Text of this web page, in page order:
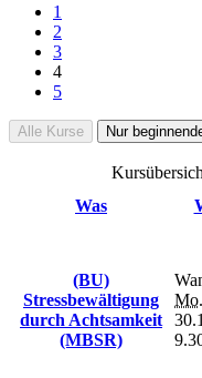
1
2
3
4
5
Alle Kurse Nur
Was
(BU)
Stressbewältigung
durch Achtsamkeit
(MBSR)
Mo.